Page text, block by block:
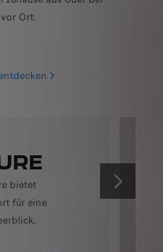
Ort.
bietet
für eine
WEITER